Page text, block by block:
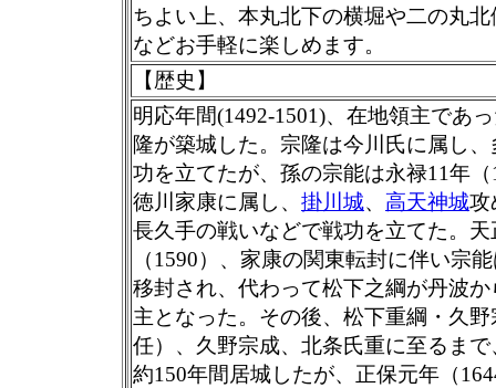
ちよい上、本丸北下の横堀や二の丸
などお手軽に楽しめます。
【歴史】
明応年間(1492-1501)、在地領主であ
隆が築城した。宗隆は今川氏に属し
功を立てたが、孫の宗能は永禄11年（
徳川家康に属し、 掛川城、 高天神城攻
長久手の戦いなどで戦功を立てた。天
（1590）、家康の関東転封に伴い宗
移封され、代わって松下之綱が丹波
主となった。その後、松下重綱・久
任）、久野宗成、北条氏重に至るま
約150年間居城したが、正保元年（